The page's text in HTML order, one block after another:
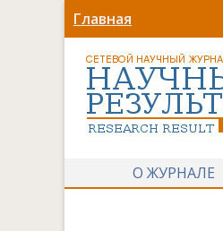
Главная
О ЖУРНАЛЕ